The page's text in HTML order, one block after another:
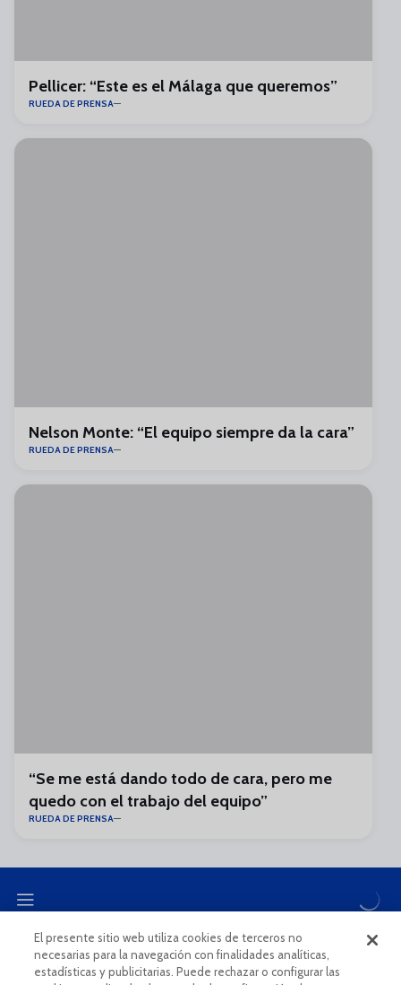
Pellicer: “Este es el Málaga que queremos”
RUEDA DE PRENSA
Nelson Monte: “El equipo siempre da la cara”
RUEDA DE PRENSA
“Se me está dando todo de cara, pero me
quedo con el trabajo del equipo”
RUEDA DE PRENSA
CANAL ÉTICO
El presente sitio web utiliza cookies de terceros no
necesarias para la navegación con finalidades analíticas,
estadísticas y publicitarias. Puede rechazar o configurar las